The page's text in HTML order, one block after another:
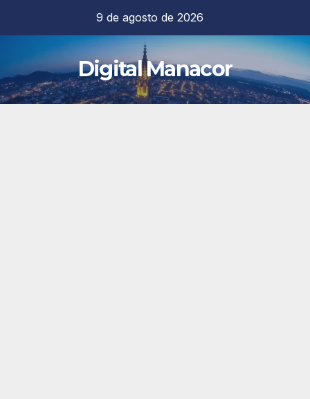
contenido
9 de agosto de 2026
Digital Manacor